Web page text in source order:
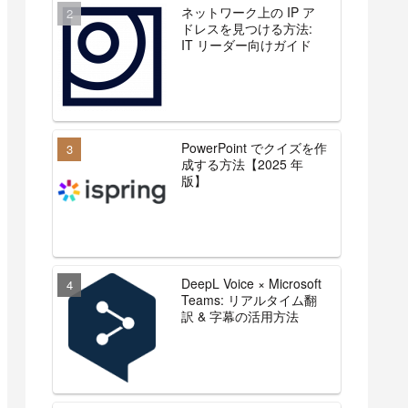
ネットワーク上の IP ア
ドレスを見つける方法:
IT リーダー向けガイド
PowerPoint でクイズを作
成する方法【2025 年
版】
DeepL Voice × Microsoft
Teams: リアルタイム翻
訳 & 字幕の活用方法